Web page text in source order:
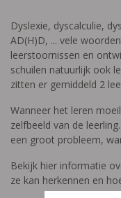
Dyslexie, dyscalculie,
AD(H)D, ... vele
leerstoornissen en
schuilen natuurlijk ook
zitten er gemiddeld 2
Wanneer het leren
zelfbeeld van de
een groot probleem,
Bekijk hier informatie
ze kan herkennen en